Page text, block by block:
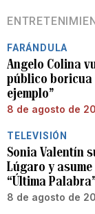
FARÁNDULA
Angelo Colina
público boricua
ejemplo”
8 de agosto de
TELEVISIÓN
Sonia Valentín
Lúgaro y
“Última
8 de agosto de